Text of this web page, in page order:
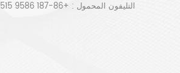
Whatsapp/التليفون المحمول : +86-187 9586 9515